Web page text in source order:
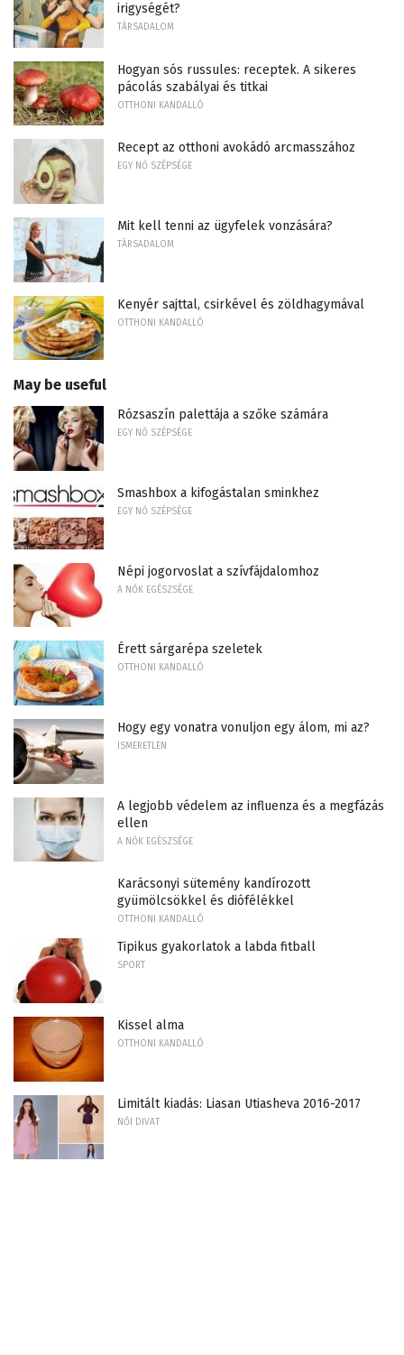
irigységét?
TÁRSADALOM
Hogyan sós russules: receptek. A sikeres
pácolás szabályai és titkai
OTTHONI KANDALLÓ
Recept az otthoni avokádó arcmasszához
EGY NŐ SZÉPSÉGE
Mit kell tenni az ügyfelek vonzására?
TÁRSADALOM
Kenyér sajttal, csirkével és zöldhagymával
OTTHONI KANDALLÓ
May be useful
Rózsaszín palettája a szőke számára
EGY NŐ SZÉPSÉGE
Smashbox a kifogástalan sminkhez
EGY NŐ SZÉPSÉGE
Népi jogorvoslat a szívfájdalomhoz
A NŐK EGÉSZSÉGE
Érett sárgarépa szeletek
OTTHONI KANDALLÓ
Hogy egy vonatra vonuljon egy álom, mi az?
ISMERETLEN
A legjobb védelem az influenza és a megfázás
ellen
A NŐK EGÉSZSÉGE
Karácsonyi sütemény kandírozott
gyümölcsökkel és diófélékkel
OTTHONI KANDALLÓ
Tipikus gyakorlatok a labda fitball
SPORT
Kissel alma
OTTHONI KANDALLÓ
Limitált kiadás: Liasan Utiasheva 2016-2017
NŐI DIVAT